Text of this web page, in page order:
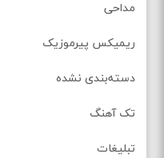
مداحی
ریمیکس پیرموزیک
دسته‌بندی نشده
تک آهنگ
تبلیغات